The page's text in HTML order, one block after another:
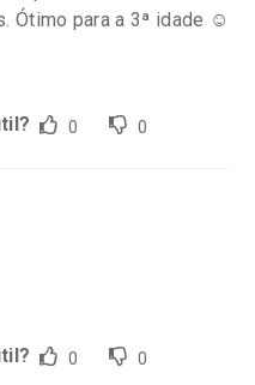
Ótimo para a 3ª idade ☺️
0 0
0 0